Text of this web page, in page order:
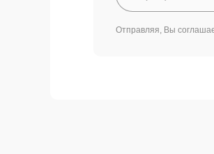
Отправляя, Вы